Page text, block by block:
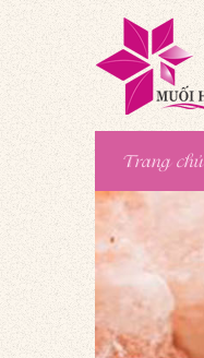
Trang chủ